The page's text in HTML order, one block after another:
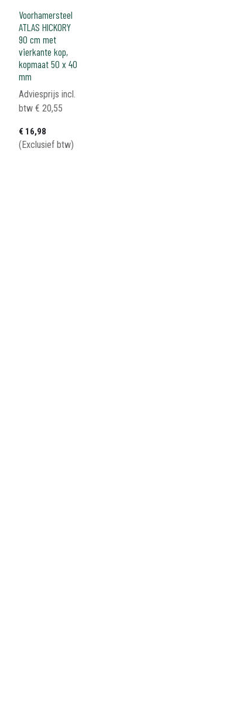
Voorhamersteel
ATLAS HICKORY
90 cm met
vierkante kop,
kopmaat 50 x 40
mm
€ 16,98
(Exclusief btw)
Adviesprijs incl.
btw € 20,55